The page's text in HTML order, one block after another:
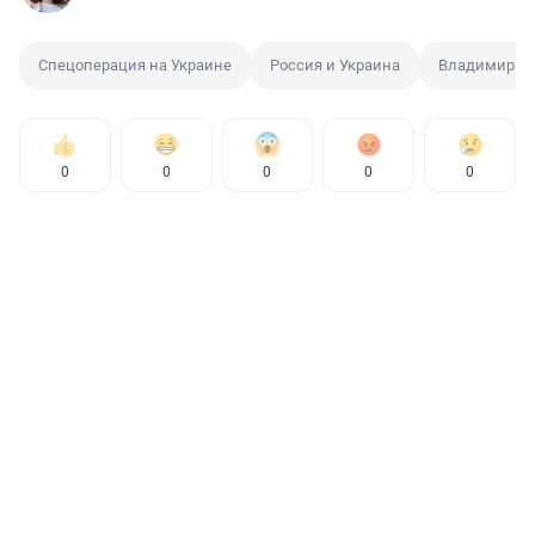
Спецоперация на Украине Россия и Украина Владимир
0 0 0 0 0